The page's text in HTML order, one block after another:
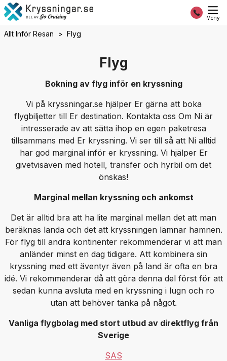
Meny
Allt Inför Resan Flyg
Flyg
Bokning av flyg inför en kryssning
Vi på kryssningar.se hjälper Er gärna att boka
flygbiljetter till Er destination. Kontakta oss Om Ni är
intresserade av att sätta ihop en egen paketresa
tillsammans med Er kryssning. Vi ser till så att Ni alltid
har god marginal inför er kryssning. Vi hjälper Er
givetvisäven med hotell, transfer och hyrbil om det
önskas!
Marginal mellan kryssning och ankomst
Det är alltid bra att ha lite marginal mellan det att man
beräknas landa och det att kryssningen lämnar hamnen.
För flyg till andra kontinenter rekommenderar vi att man
anländer minst en dag tidigare. Att kombinera sin
kryssning med ett äventyr även på land är ofta en bra
idé. Vi rekommenderar då att göra denna del först för att
sedan kunna avsluta med en kryssning i lugn och ro
utan att behöver tänka på något.
Vanliga flygbolag med stort utbud av direktflyg från
Sverige
SAS